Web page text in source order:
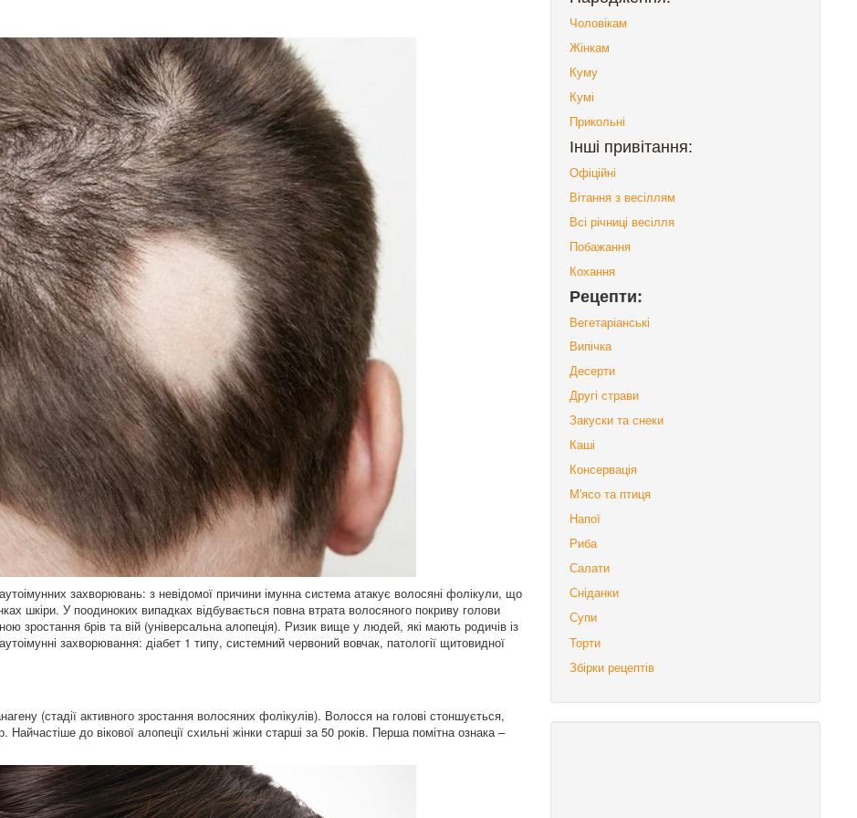
захворювань: з невідомої причини імунна система атакує волосяні фолікули, що
шкіри. У поодиноких випадках відбувається повна втрата волосяного покриву голови
зростання брів та вій (універсальна алопеція). Ризик вище у людей, які мають родичів із
захворювання: діабет 1 типу, системний червоний вовчак, патології щитовидної
(стадії активного зростання волосяних фолікулів). Волосся на голові стоншується,
до вікової алопеції схильні жінки старші за 50 років. Перша помітна ознака –
Чоловікам
Жінкам
Куму
Кумі
Прикольні
Інші привітання:
Офіційні
Вітання з весіллям
Всі річниці весілля
Побажання
Кохання
Рецепти:
Вегетаріанські
Випічка
Десерти
Другі страви
Закуски та снеки
Каші
Консервація
М'ясо та птиця
Напої
Риба
Салати
Сніданки
Супи
Торти
Збірки рецептів